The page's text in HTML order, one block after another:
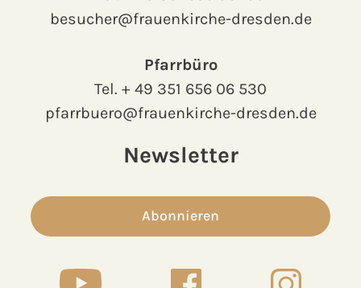
besucher@frauenkirche-dresden.de
Pfarrbüro
Tel. + 49 351 656 06 530
pfarrbuero@frauenkirche-dresden.de
Newsletter
Abonnieren